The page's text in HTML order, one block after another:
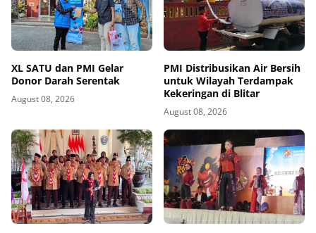
XL SATU dan PMI Gelar
Donor Darah Serentak
August 08, 2026
PMI Distribusikan Air Bersih
untuk Wilayah Terdampak
Kekeringan di Blitar
August 08, 2026